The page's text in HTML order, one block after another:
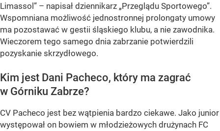
Limassol” – napisał dziennikarz „Przeglądu Sportowego”.
Wspomniana możliwość jednostronnej prolongaty umowy
ma pozostawać w gestii śląskiego klubu, a nie zawodnika.
Wieczorem tego samego dnia zabrzanie potwierdzili
pozyskanie skrzydłowego.
Kim jest Dani Pacheco, który ma zagrać
w Górniku Zabrze?
CV Pacheco jest bez wątpienia bardzo ciekawe. Jako junior
występował on bowiem w młodzieżowych drużynach FC